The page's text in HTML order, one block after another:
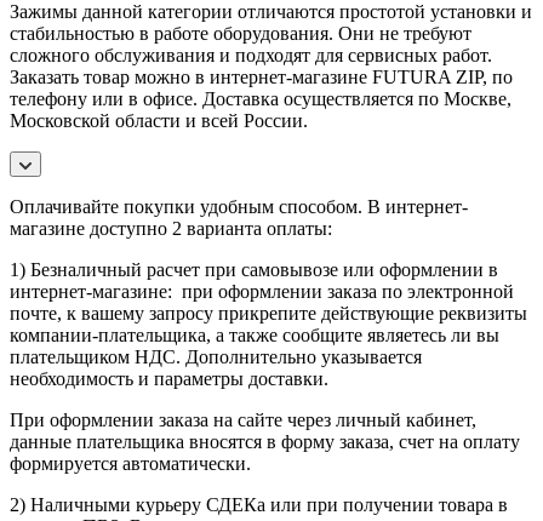
Зажимы данной категории отличаются простотой установки и
стабильностью в работе оборудования. Они не требуют
сложного обслуживания и подходят для сервисных работ.
Заказать товар можно в интернет-магазине FUTURA ZIP, по
телефону или в офисе. Доставка осуществляется по Москве,
Московской области и всей России.
Оплачивайте покупки удобным способом. В интернет-
магазине доступно 2 варианта оплаты:
1) Безналичный расчет при самовывозе или оформлении в
интернет-магазине: при оформлении заказа по электронной
почте, к вашему запросу прикрепите действующие реквизиты
компании-плательщика, а также сообщите являетесь ли вы
плательщиком НДС. Дополнительно указывается
необходимость и параметры доставки.
При оформлении заказа на сайте через личный кабинет,
данные плательщика вносятся в форму заказа, счет на оплату
формируется автоматически.
2) Наличными курьеру СДЕКа или при получении товара в